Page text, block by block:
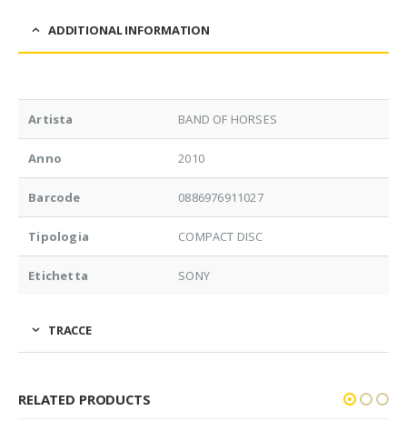
ADDITIONAL INFORMATION
Artista BAND OF HORSES
Anno 2010
Barcode 0886976911027
Tipologia COMPACT DISC
Etichetta SONY
TRACCE
RELATED PRODUCTS